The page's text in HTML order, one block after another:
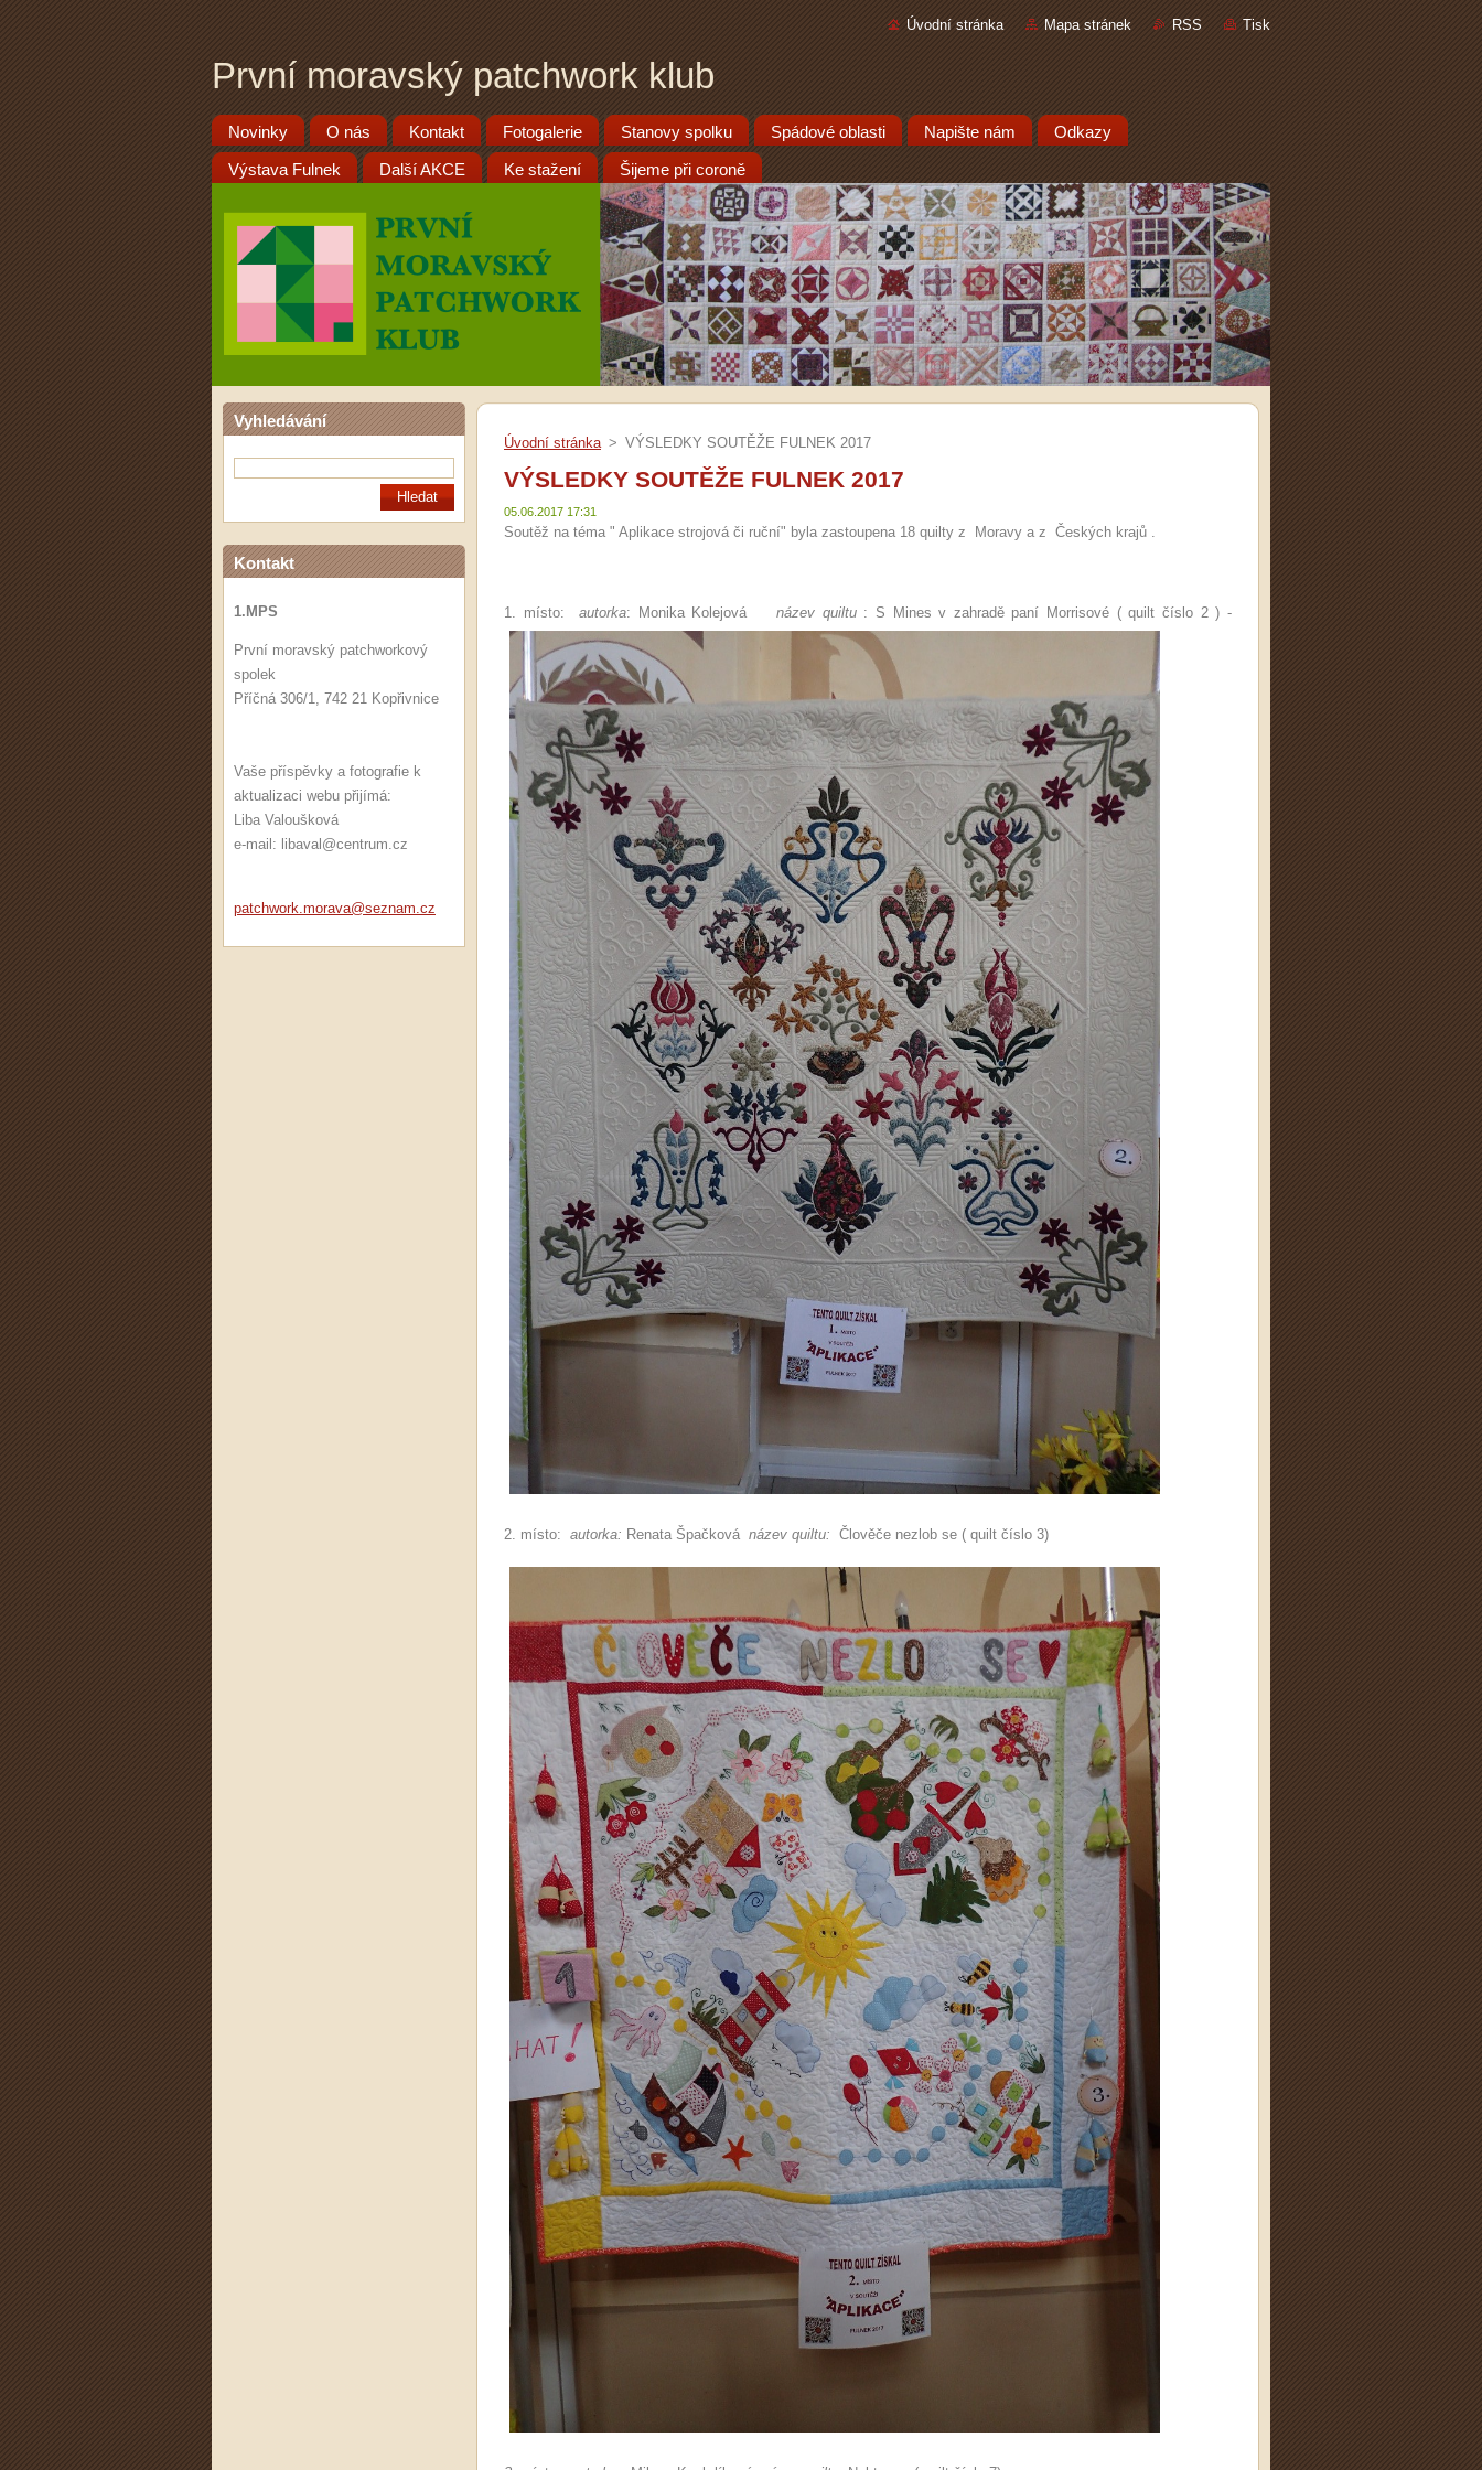
Úvodní stránka Mapa stránek RSS Tisk
První moravský patchwork klub
Novinky O nás Kontakt Fotogalerie Stanovy spolku Spádové oblasti Napište nám Odkazy
Výstava Fulnek Další AKCE Ke stažení Šijeme při coroně
Vyhledávání
Kontakt
1.MPS
První moravský patchworkový
spolek
Příčná 306/1, 742 21 Kopřivnice
Vaše příspěvky a fotografie k
aktualizaci webu přijímá:
Liba Valoušková
e-mail: libaval@centrum.cz
patchwork.morava@seznam. cz
Úvodní stránka > VÝSLEDKY SOUTĚŽE FULNEK 2017
VÝSLEDKY SOUTĚŽE FULNEK 2017
05.06.2017 17:31
Soutěž na téma " Aplikace strojová či ruční" byla zastoupena 18 quilty z Moravy a z Českých krajů .
1. místo: autorka: Monika Kolejová název quiltu: S Mines v zahradě paní Morrisové ( quilt číslo 2 ) -
2. místo: autorka: Renata Špačková název quiltu: Člověče nezlob se ( quilt číslo 3)